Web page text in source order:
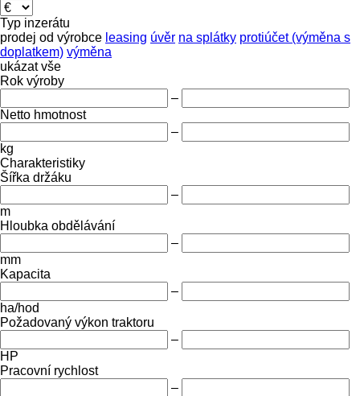
Typ inzerátu
prodej od výrobce leasing úvěr na splátky protiúčet (výměna s
doplatkem) výměna
ukázat vše
Rok výroby
–
Netto hmotnost
–
kg
Charakteristiky
Šířka držáku
–
m
Hloubka obdělávání
–
mm
Kapacita
–
ha/hod
Požadovaný výkon traktoru
–
HP
Pracovní rychlost
–